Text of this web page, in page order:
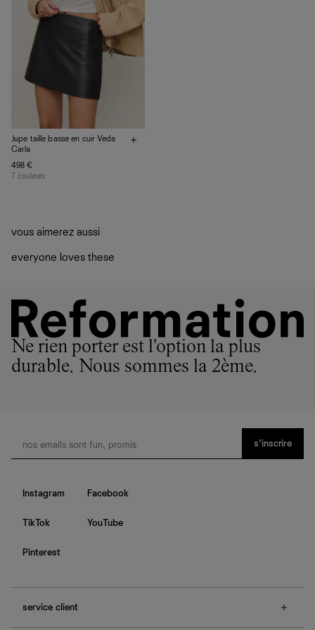
Jupe taille basse en cuir Veda
Carla
498 €
7 couleurs
vous aimerez aussi
everyone loves these
Ne rien porter est l'option la plus
durable. Nous sommes la 2ème.
s’inscrire
Instagram Facebook
TikTok YouTube
Pinterest
service client